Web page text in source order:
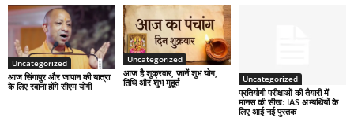
Uncategorized
आज सिंगापुर और जापान की यात्रा
के लिए रवाना होंगे सीएम योगी
Uncategorized
आज है शुक्रवार, जानें शुभ योग,
तिथि और शुभ मुहूर्त
Uncategorized
प्रतियोगी परीक्षाओं की तैयारी में
मानस की सीख: IAS अभ्यर्थियों के
लिए आई नई पुस्तक